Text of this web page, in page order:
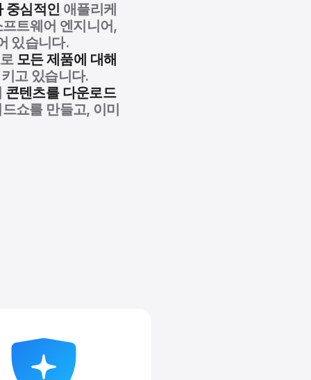
중심적인 애플리케
트웨어 엔지니어,
있습니다.
모든 제품에 대해
고 있습니다.
콘텐츠를 다운로드
쇼를 만들고, 이미